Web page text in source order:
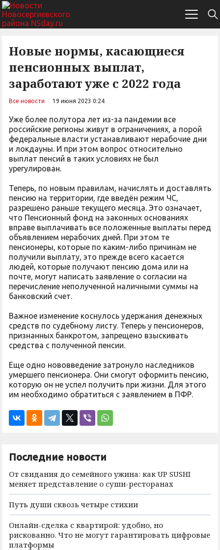
Новые нормы, касающиеся
пенсионных выплат,
заработают уже с 2022 года
Все новости 19 июня 2023 0:24
Уже более полутора лет из-за пандемии все
российские регионы живут в ограничениях, а порой
федеральные власти устанавливают нерабочие дни
и локдауны. И при этом вопрос относительно
выплат пенсий в таких условиях не был
урегулирован.
Теперь, по новым правилам, начислять и доставлять
пенсию на территории, где введён режим ЧС,
разрешено раньше текущего месяца. Это означает,
что Пенсионный фонд на законных основаниях
вправе выплачивать все положенные выплаты перед
объявлением нерабочих дней. При этом те
пенсионеры, которые по каким-либо причинам не
получили выплату, это прежде всего касается
людей, которые получают пенсию дома или на
почте, могут написать заявление о согласии на
перечисление неполученной наличными суммы на
банковский счет.
Важное изменение коснулось удержания денежных
средств по судебному листу. Теперь у пенсионеров,
признанных банкротом, запрещено взыскивать
средства с полученной пенсии.
Еще одно нововведение затронуло наследников
умершего пенсионера. Они смогут оформить пенсию,
которую он не успел получить при жизни. Для этого
им необходимо обратиться с заявлением в ПФР.
Последние новости
От свидания до семейного ужина: как UP SUSHI
меняет представление о суши-ресторанах
Путь души сквозь четыре стихии
Онлайн-сделка с квартирой: удобно, но
рискованно. Что не могут гарантировать цифровые
платформы